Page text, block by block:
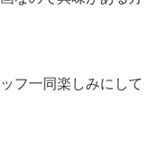
フ一同楽しみにして